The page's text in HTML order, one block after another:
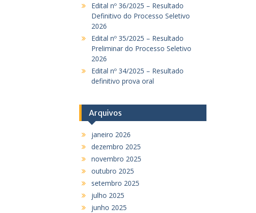
Edital nº 36/2025 – Resultado
Definitivo do Processo Seletivo
2026
Edital nº 35/2025 – Resultado
Preliminar do Processo Seletivo
2026
Edital nº 34/2025 – Resultado
definitivo prova oral
Arquivos
janeiro 2026
dezembro 2025
novembro 2025
outubro 2025
setembro 2025
julho 2025
junho 2025